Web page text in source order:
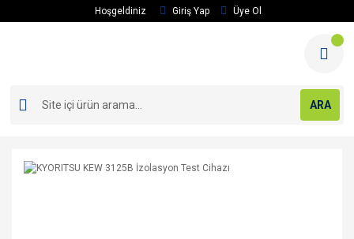
Hoşgeldiniz Giriş Yap Üye Ol
ARA